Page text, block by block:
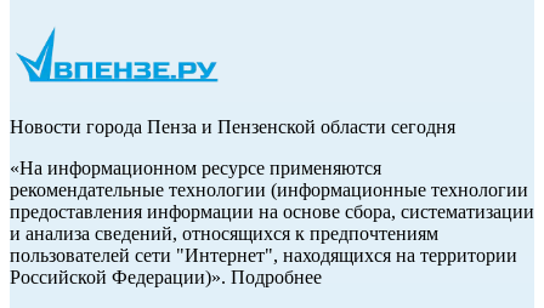
Новости города Пенза и Пензенской области сегодня
«На информационном ресурсе применяются
рекомендательные технологии (информационные технологии
предоставления информации на основе сбора, систематизации
и анализа сведений, относящихся к предпочтениям
пользователей сети "Интернет", находящихся на территории
Российской Федерации)». Подробнее